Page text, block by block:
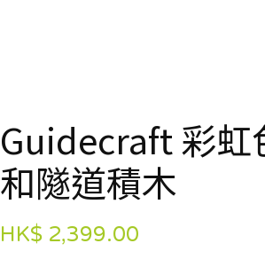
Guidecraft 彩虹
和隧道積木
HK$ 2,399.00